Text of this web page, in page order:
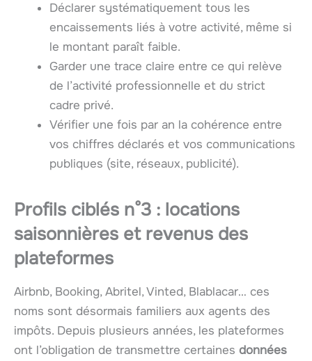
Déclarer systématiquement tous les
encaissements liés à votre activité, même si
le montant paraît faible.
Garder une trace claire entre ce qui relève
de l’activité professionnelle et du strict
cadre privé.
Vérifier une fois par an la cohérence entre
vos chiffres déclarés et vos communications
publiques (site, réseaux, publicité).
Profils ciblés n°3 : locations
saisonnières et revenus des
plateformes
Airbnb, Booking, Abritel, Vinted, Blablacar… ces
noms sont désormais familiers aux agents des
impôts. Depuis plusieurs années, les plateformes
ont l’obligation de transmettre certaines données